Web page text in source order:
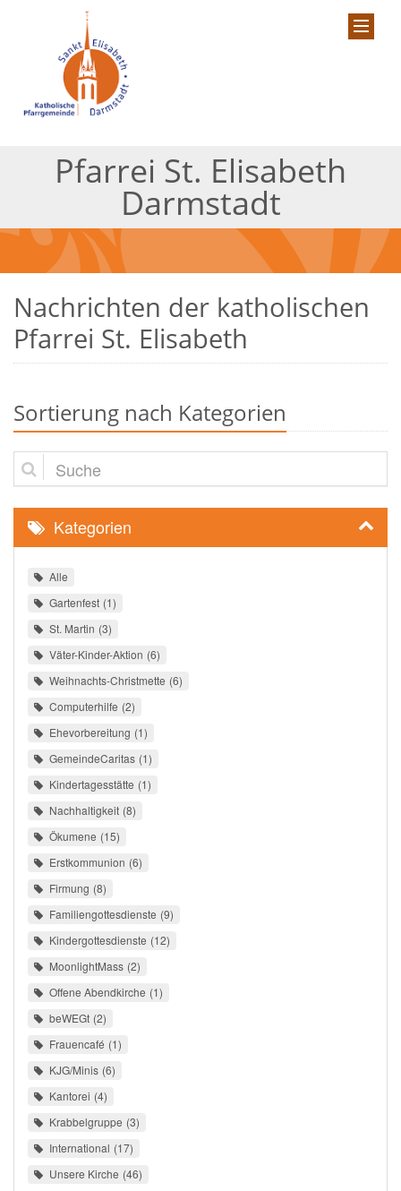
Pfarrei St. Elisabeth
Darmstadt
Nachrichten der katholischen
Pfarrei St. Elisabeth
Sortierung nach Kategorien
Suche
Kategorien
Alle
Gartenfest 1
St. Martin 3
Väter-Kinder-Aktion 6
Weihnachts-Christmette 6
Computerhilfe 2
Ehevorbereitung 1
GemeindeCaritas 1
Kindertagesstätte 1
Nachhaltigkeit 8
Ökumene 15
Erstkommunion 6
Firmung 8
Familiengottesdienste 9
Kindergottesdienste 12
MoonlightMass 2
Offene Abendkirche 1
beWEGt 2
Frauencafé 1
KJG/Minis 6
Kantorei 4
Krabbelgruppe 3
International 17
Unsere Kirche 46